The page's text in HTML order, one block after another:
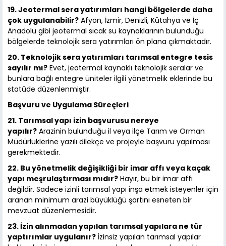
19. Jeotermal sera yatırımları hangi bölgelerde daha
çok uygulanabilir? Afyon, İzmir, Denizli, Kütahya ve İç
Anadolu gibi jeotermal sıcak su kaynaklarının bulunduğu
bölgelerde teknolojik sera yatırımları ön plana çıkmaktadır.
20. Teknolojik sera yatırımları tarımsal entegre tesis
sayılır mı? Evet, jeotermal kaynaklı teknolojik seralar ve
bunlara bağlı entegre üniteler ilgili yönetmelik eklerinde bu
statüde düzenlenmiştir.
Başvuru ve Uygulama Süreçleri
21. Tarımsal yapı izin başvurusu nereye
yapılır? Arazinin bulunduğu il veya ilçe Tarım ve Orman
Müdürlüklerine yazılı dilekçe ve projeyle başvuru yapılması
gerekmektedir.
22. Bu yönetmelik değişikliği bir imar affı veya kaçak
yapı meşrulaştırması mıdır? Hayır, bu bir imar affı
değildir. Sadece izinli tarımsal yapı inşa etmek isteyenler için
aranan minimum arazi büyüklüğü şartını esneten bir
mevzuat düzenlemesidir.
23. İzin alınmadan yapılan tarımsal yapılara ne tür
yaptırımlar uygulanır? İzinsiz yapılan tarımsal yapılar